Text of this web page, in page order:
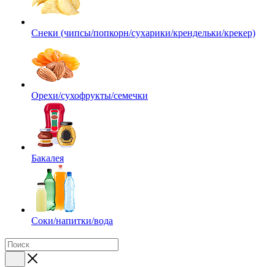
Снеки (чипсы/попкорн/сухарики/крендельки/крекер)
Орехи/сухофрукты/семечки
Бакалея
Соки/напитки/вода